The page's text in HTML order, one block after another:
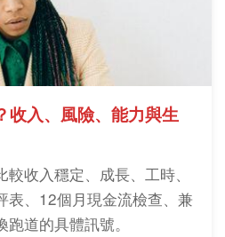
收入、風險、能力與生
收入穩定、成長、工時、
表、12個月現金流檢查、兼
道的具體訊號。